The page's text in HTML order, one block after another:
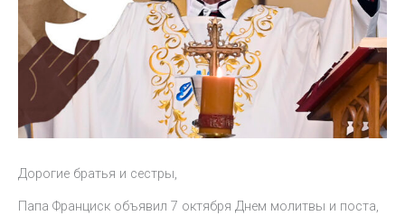
Дорогие братья и сестры,
Папа Франциск объявил 7 октября Днем молитвы и поста,